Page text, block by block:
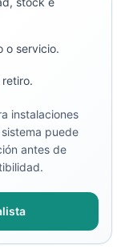
o servicio.
instalaciones
puede
antes de